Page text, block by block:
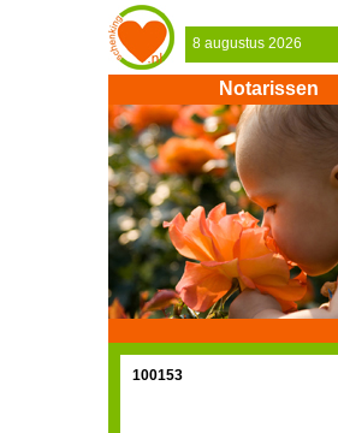
8 augustus 2026
Notarissen
100153